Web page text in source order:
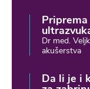
Dr med.
akušerstva
Da li je i